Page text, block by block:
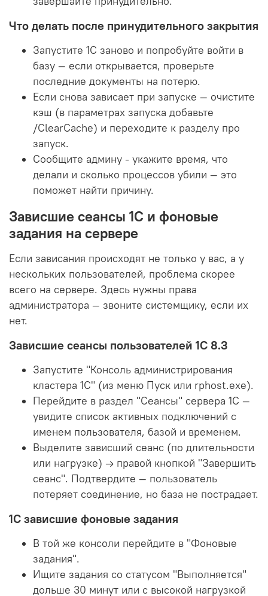
Что делать после принудительного закрытия
Запустите 1С заново и попробуйте войти в
базу — если открывается, проверьте
последние документы на потерю.
Если снова зависает при запуске — очистите
кэш (в параметрах запуска добавьте
/ClearCache) и переходите к разделу про
запуск.
Сообщите админу - укажите время, что
делали и сколько процессов убили — это
поможет найти причину.
Зависшие сеансы 1С и фоновые
задания на сервере
Если зависания происходят не только у вас, а у
нескольких пользователей, проблема скорее
всего на сервере. Здесь нужны права
администратора — звоните системщику, если их
нет.
Зависшие сеансы пользователей 1С 8.3
Запустите "Консоль администрирования
кластера 1С" (из меню Пуск или rphost.exe).
Перейдите в раздел "Сеансы" сервера 1С —
увидите список активных подключений с
именем пользователя, базой и временем.
Выделите зависший сеанс (по длительности
или нагрузке) → правой кнопкой "Завершить
сеанс". Подтвердите — пользователь
потеряет соединение, но база не пострадает.
1С зависшие фоновые задания
В той же консоли перейдите в "Фоновые
задания".
Ищите задания со статусом "Выполняется"
дольше 30 минут или с высокой нагрузкой